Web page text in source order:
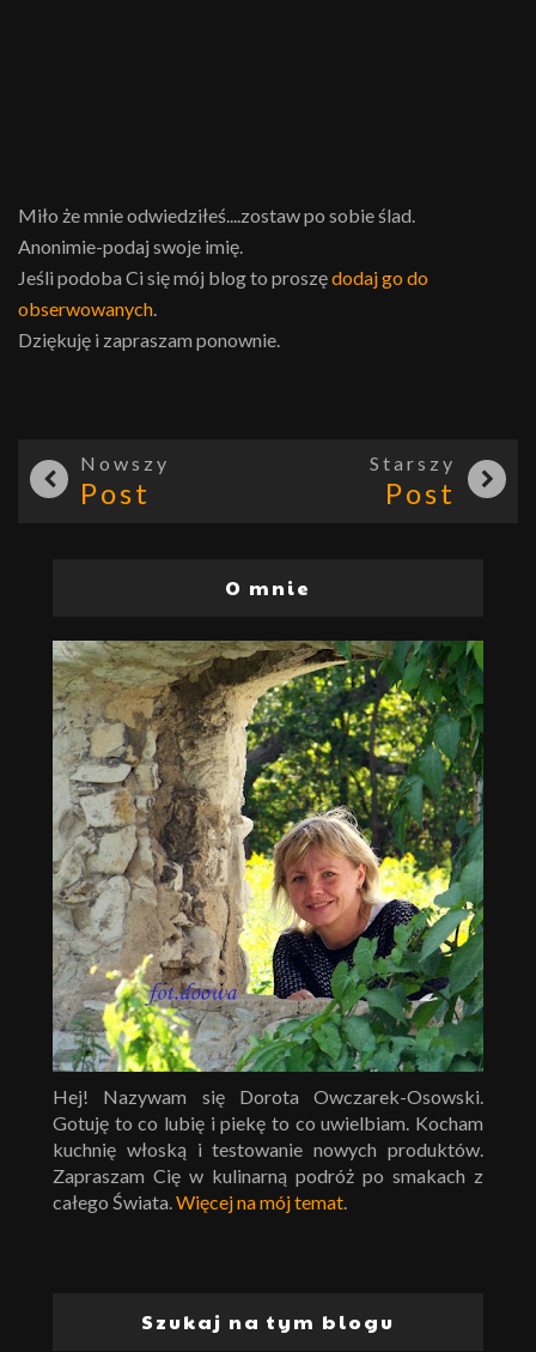
Miło że mnie odwiedziłeś....zostaw po sobie ślad.
Anonimie-podaj swoje imię.
Jeśli podoba Ci się mój blog to proszędodaj go do
obserwowanych
Dziękuję i zapraszam ponownie.
Nowszy
Post
Starszy
Post
O mnie
Hej! Nazywam się Dorota Owczarek-Osowski.
Gotuję to co lubię i piekę to co uwielbiam. Kocham
kuchnię włoską i testowanie nowych produktów.
Zapraszam Cię w kulinarną podróż po smakach z
całego Świata. Więcej na mój temat
Szukaj na tym blogu